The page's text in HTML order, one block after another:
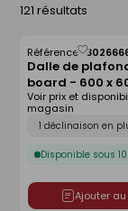
121 résultats
Dalle de
board - 600 x
mm
Référence :
Déclinaison
Disponible sous
Voir prix et
magasin
Ajouter
comme
liste